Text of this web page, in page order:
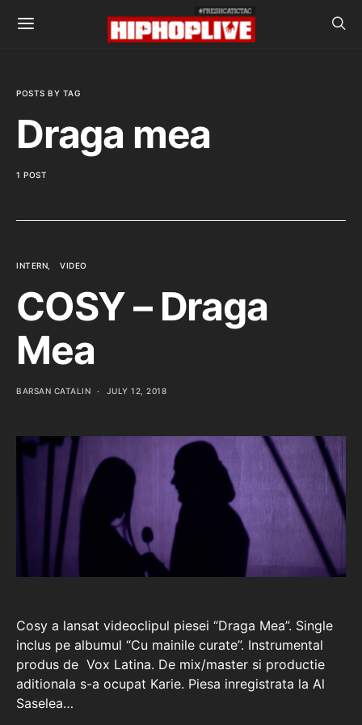
POSTS BY TAG
Draga mea
1 POST
INTERN VIDEO
COSY – Draga
Mea
BARSAN CATALIN JULY 12, 2018
Cosy a lansat videoclipul piesei “Draga Mea”. Single
inclus pe albumul “Cu mainile curate”. Instrumental
produs de Vox Latina. De mix/master si productie
aditionala s-a ocupat Karie. Piesa inregistrata la Al
Saselea…